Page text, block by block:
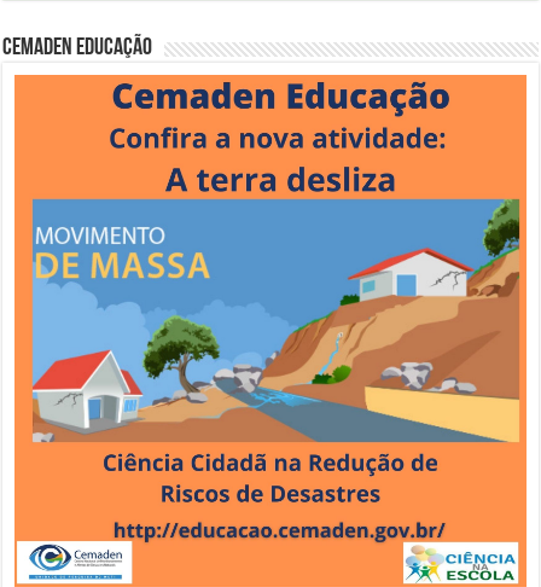
Cemaden Educação